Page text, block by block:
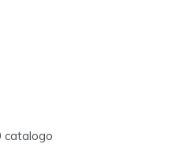
catalogo